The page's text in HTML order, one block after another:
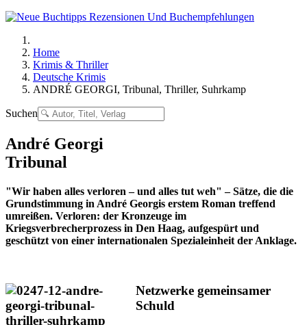
Home
Krimis & Thriller
Deutsche Krimis
ANDRÉ GEORGI, Tribunal, Thriller, Suhrkamp
Suchen
André Georgi
Tribunal
"Wir haben alles verloren – und alles tut weh" – Sätze, die die
Grundstimmung in André Georgis erstem Roman treffend
umreißen. Verloren: der Kronzeuge im
Kriegsverbrecherprozess in Den Haag, aufgespürt und
geschützt von einer internationalen Spezialeinheit der Anklage.
Netzwerke gemeinsamer
Schuld